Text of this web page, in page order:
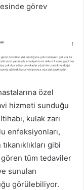
görev
özel
hizmeti sunduğu
kulak zarı
enfeksiyonları,
gibi
gören tüm tedaviler
sunulan
görülebiliyor.